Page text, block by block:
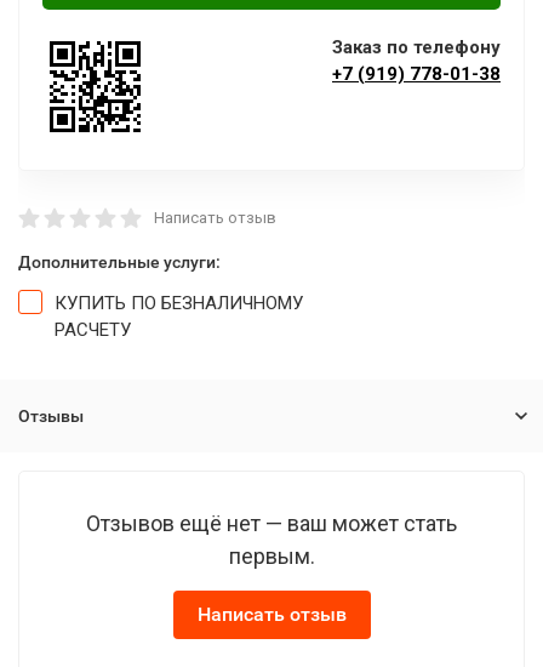
Заказ по телефону
+7 (919) 778-01-38
Написать отзыв
Дополнительные услуги:
КУПИТЬ ПО БЕЗНАЛИЧНОМУ
РАСЧЕТУ
Отзывы
Отзывов ещё нет — ваш может стать
первым.
Написать отзыв